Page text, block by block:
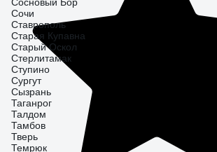
Сочи
Ставрополь
Старая Купавна
Старый Оскол
Стерлитамак
Ступино
Сургут
Сызрань
Таганрог
Талдом
Тамбов
Тверь
Темрюк